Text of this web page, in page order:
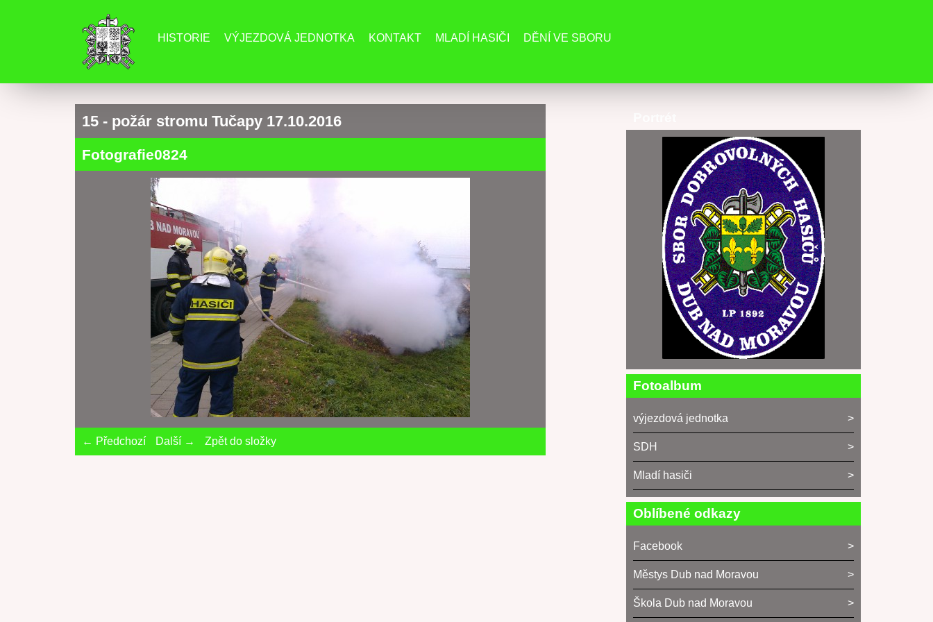
HISTORIE VÝJEZDOVÁ JEDNOTKA KONTAKT MLADÍ HASIČI DĚNÍ VE SBORU
15 - požár stromu Tučapy 17.10.2016
Fotografie0824
← Předchozí Další → Zpět do složky
Fotoalbum
výjezdová jednotka
SDH
Mladí hasiči
Oblíbené odkazy
Facebook
Městys Dub nad Moravou
Škola Dub nad Moravou